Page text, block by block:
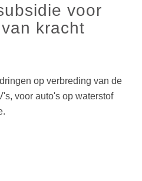
voor
kracht
op verbreding van de
voor auto's op waterstof